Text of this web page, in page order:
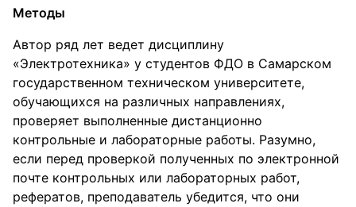
Методы
Автор ряд лет ведет дисциплину
«Электротехника» у студентов ФДО в Самарском
государственном техническом университете,
обучающихся на различных направлениях,
проверяет выполненные дистанционно
контрольные и лабораторные работы. Разумно,
если перед проверкой полученных по электронной
почте контрольных или лабораторных работ,
рефератов, преподаватель убедится, что они